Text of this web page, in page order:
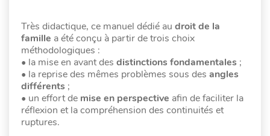
Très didactique, ce manuel dédié au droit de la
famille a été conçu à partir de trois choix
méthodologiques :
• la mise en avant des distinctions fondamentales ;
• la reprise des mêmes problèmes sous des angles
différents ;
• un effort de mise en perspective afin de faciliter la
réflexion et la compréhension des continuités et
ruptures.